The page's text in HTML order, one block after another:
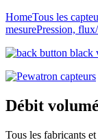
HomeTous les
mesurePression,
Débit
Tous les fabricants